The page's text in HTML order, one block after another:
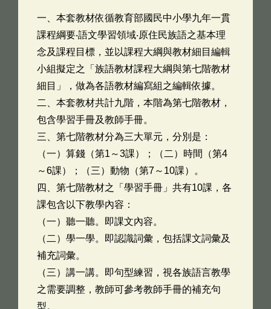
一、本套教材依循教育部國民中小學九年一貫
課程綱要‧語文學習領域‧原住民族語之基本理
念及課程目標，並以課程大綱與教材細目編輯
小組擬定之「族語教材課程大綱與第七階教材
細目」，做為各語教材編寫組之編輯依據。
二、本套教材共計九階，本階為第七階教材，
包含學習手冊及教師手冊。
三、第七階教材分為三大單元，分別是：
（一）算錢（第1～3課）；（二）時間（第4
～6課）；（三）動物（第7～10課）。
四、第七階教材之「學習手冊」共有10課，各
課包含以下教學內容：
（一）聽一聽。即課文內容。
（二）學一學。即認識詞彙，包括課文詞彙及
補充詞彙。
（三）講一講。即句型練習，視各族語言教學
之需要調整，教師可參考教師手冊的補充句
型。